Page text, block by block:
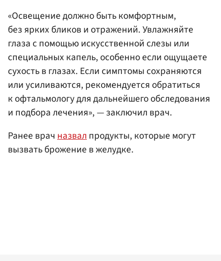
«Освещение должно быть комфортным,
без ярких бликов и отражений. Увлажняйте
глаза с помощью искусственной слезы или
специальных капель, особенно если ощущаете
сухость в глазах. Если симптомы сохраняются
или усиливаются, рекомендуется обратиться
к офтальмологу для дальнейшего обследования
и подбора лечения», — заключил врач.
Ранее врачназвалпродукты, которые могут
вызвать брожение в желудке.